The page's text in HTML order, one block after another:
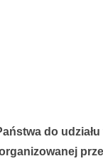
do udziału